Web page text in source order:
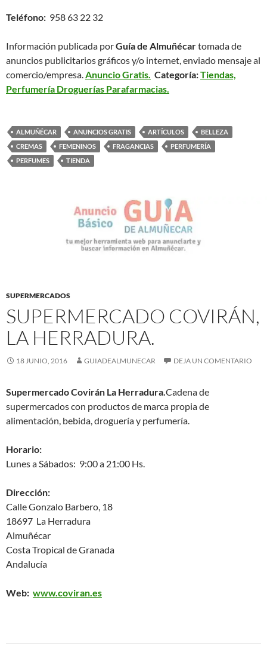
Teléfono: 958 63 22 32
Información publicada porGuía de Almuñécartomada de
anuncios publicitarios gráficos y/o internet, enviado mensaje al
comercio/empresa.Anuncio Gratis. Categoría:Tiendas,
Perfumería Droguerías Parafarmacias.
ALMUÑÉCAR ANUNCIOS GRATIS ARTÍCULOS
BELLEZA
CREMAS
FEMENINOS FRAGANCIAS
PERFUMERÍA
PERFUMES
TIENDA
SUPERMERCADOS
SUPERMERCADO COVIRÁN,
LA HERRADURA.
18 JUNIO, 2016 GUIADEALMUNECAR DEJA UN COMENTARIO
Supermercado Covirán La Herradura.Cadena de
supermercados con productos de marca propia de
alimentación, bebida, droguería y perfumería.
Horario:
Lunes a Sábados: 9:00 a 21:00 Hs.
Dirección:
Calle Gonzalo Barbero, 18
18697 La Herradura
Almuñécar
Costa Tropical de Granada
Andalucía
Web: www.coviran.es